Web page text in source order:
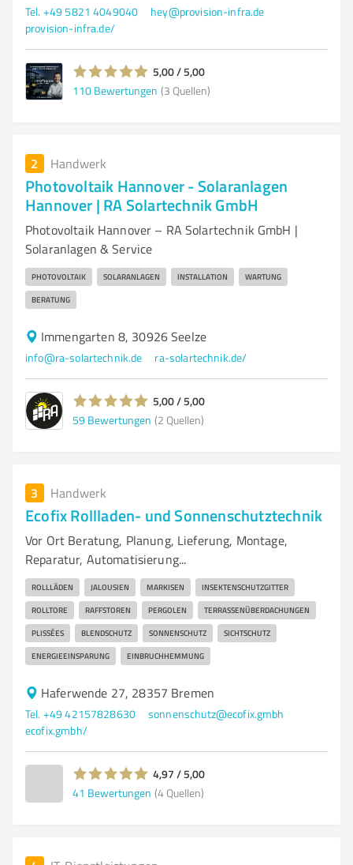
Tel. +49 5821 4049040
hey@provision-infra.de
provision-infra.de/
5,00 / 5,00
110 Bewertungen (3 Quellen)
2 Handwerk
Photovoltaik Hannover - Solaranlagen
Hannover | RA Solartechnik GmbH
Photovoltaik Hannover – RA Solartechnik GmbH |
Solaranlagen & Service
PHOTOVOLTAIK SOLARANLAGEN INSTALLATION WARTUNG
BERATUNG
Immengarten 8, 30926 Seelze
info@ra-solartechnik.de ra-solartechnik.de/
5,00 / 5,00
59 Bewertungen (2 Quellen)
3 Handwerk
Ecofix Rollladen- und Sonnenschutztechnik
Vor Ort Beratung, Planung, Lieferung, Montage,
Reparatur, Automatisierung...
ROLLLÄDEN JALOUSIEN MARKISEN INSEKTENSCHUTZGITTER
ROLLTORE RAFFSTOREN PERGOLEN TERRASSENÜBERDACHUNGEN
PLISSÉES BLENDSCHUTZ SONNENSCHUTZ SICHTSCHUTZ
ENERGIEEINSPARUNG EINBRUCHHEMMUNG
Haferwende 27, 28357 Bremen
Tel. +49 42157828630
sonnenschutz@ecofix.gmbh
ecofix.gmbh/
4,97 / 5,00
41 Bewertungen (4 Quellen)